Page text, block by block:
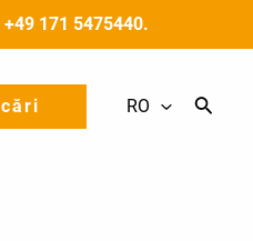
171 5475440.
RO